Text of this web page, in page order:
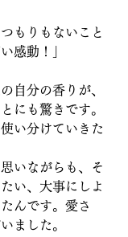
もりもないこと
感動！」
自分の香りが、
にも驚きです。
い分けていきた
いながらも、そ
い、大事にしよ
んです。愛さ
ました。